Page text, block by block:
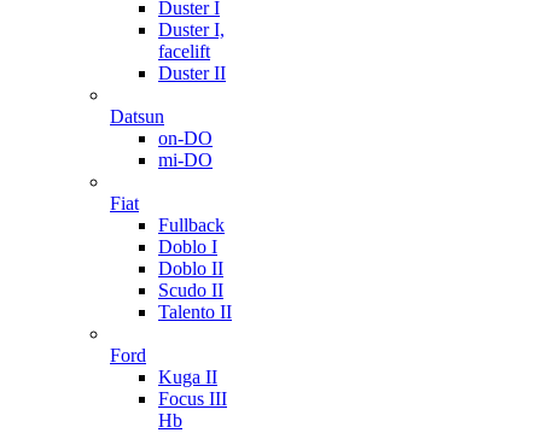
Duster I
Duster I,
facelift
Duster II
Datsun
on-DO
mi-DO
Fiat
Fullback
Doblo I
Doblo II
Scudo II
Talento II
Ford
Kuga II
Focus III
Hb